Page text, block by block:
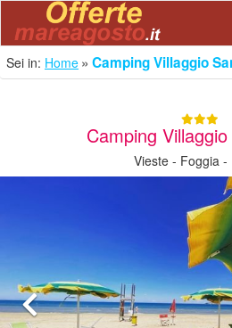
Sei in: Home Camping Villaggio
Camping
Vieste - Foggia -